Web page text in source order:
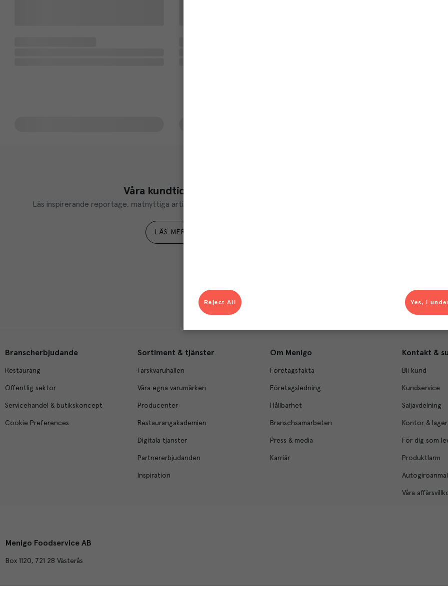
Våra kundtidningar
Läs inspirerande reportage, matnyttiga artiklar och ta del av aktuella kampanjer.
LÄS MER
Du som är Menigo-
Branscherbjudande
Restaurang
Offentlig sektor
Servicehandel & butikskoncept
Cookie Preferences
Sortiment & tjänster
Färskvaruhallen
Våra egna varumärken
Producenter
Restaurangakademien
Digitala tjänster
Partnererbjudanden
Inspiration
Om Menigo
Företagsfakta
Företagsledning
Hållbarhet
Branschsamarbeten
Press & media
Karriär
Kontakt &
Bli kund
Kundservice
Säljavdelning
Kontor & lager
För dig som
Produktlarm
Våra
Menigo Foodservice AB
Box 1120, 721 28 Västerås
Yes, I
Reject All